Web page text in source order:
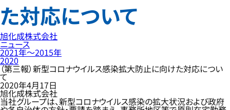
た対応について
旭化成株式会社
ニュース
2021年〜2015年
2020
（第三報）新型コロナウイルス感染拡大防止に向けた対応につい
て
2020年4月17日
旭化成株式会社
当社グループは、新型コロナウイルス感染の拡大状況および政府